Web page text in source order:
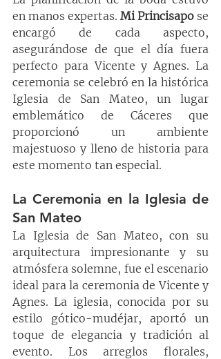
en manos expertas. Mi Princisapo se
encargó de cada aspecto,
asegurándose de que el día fuera
perfecto para Vicente y Agnes. La
ceremonia se celebró en la histórica
Iglesia de San Mateo, un lugar
emblemático de Cáceres que
proporcionó un ambiente
majestuoso y lleno de historia para
este momento tan especial.
La Ceremonia en la Iglesia de
San Mateo
La Iglesia de San Mateo, con su
arquitectura impresionante y su
atmósfera solemne, fue el escenario
ideal para la ceremonia de Vicente y
Agnes. La iglesia, conocida por su
estilo gótico-mudéjar, aportó un
toque de elegancia y tradición al
evento. Los arreglos florales,